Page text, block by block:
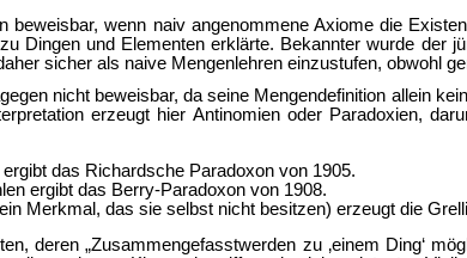
beweisbar, wenn naiv angenommene Axiome die
Dingen und Elementen erklärte. Bekannter wurde der
sicher als naive Mengenlehren einzustufen, obwohl
nicht beweisbar, da seine Mengendefinition allein
erzeugt hier Antinomien oder Paradoxien,
das Richardsche Paradoxon von 1905.
ergibt das Berry-Paradoxon von 1908.
Merkmal, das sie selbst nicht besitzen) erzeugt die
deren „Zusammengefasstwerden zu ‚einem Ding‘